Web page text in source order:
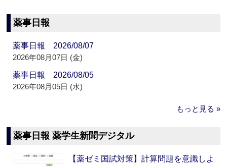
薬事日報
薬事日報 2026/08/07
2026年08月07日 (金)
薬事日報 2026/08/05
2026年08月05日 (水)
もっと見る »
薬事日報 薬学生新聞デジタル
【薬ゼミ国試対策】計算問題を意識しよ